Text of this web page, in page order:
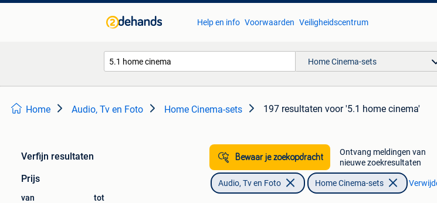
Help en info Voorwaarden Veiligheidscentrum
Home Cinema-sets
Home Audio, Tv en Foto Home Cinema-sets 197 resultaten voor '5.1 home cinema'
Verfijn resultaten
Prijs
van tot
Bewaar je zoekopdracht
Ontvang meldingen van
nieuwe zoekresultaten
Audio, Tv en Foto Home Cinema-sets